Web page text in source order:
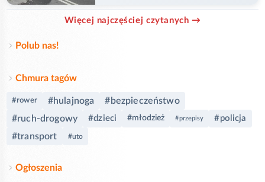
Więcej najczęściej czytanych →
Polub nas!
Chmura tagów
#rower #hulajnoga
#bezpieczeństwo
#ruch-drogowy
#dzieci #młodzież #przepisy #policja
#transport #uto
Ogłoszenia